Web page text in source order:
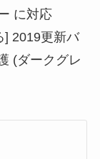
に対応
] 2019更新バ
(ダークグレ